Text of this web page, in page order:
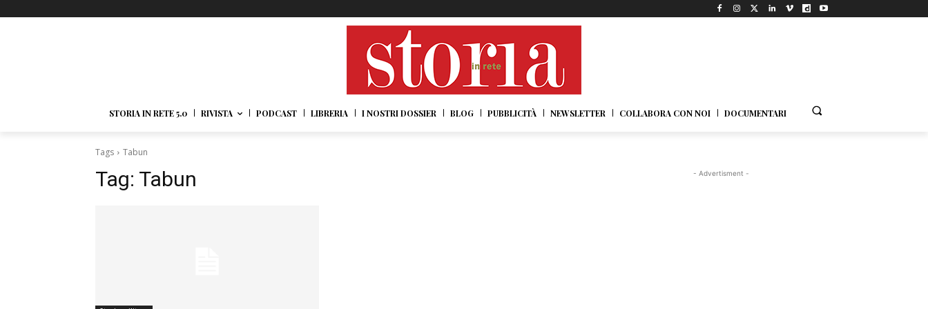
STORIA IN RETE 5.0 RIVISTA PODCAST LIBRERIA I NOSTRI DOSSIER BLOG PUBBLICITÀ NEWSLETTER COLLABORA CON NOI DOCUMENTARI
Tags Tabun
Tag: Tabun - Advertisment -